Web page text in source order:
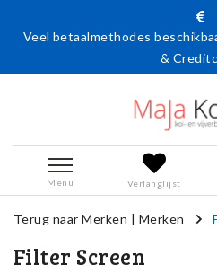
Veel betaalmethodes
&
Menu Verlanglijst
Terug naar Merken | Merken
Filter Screen